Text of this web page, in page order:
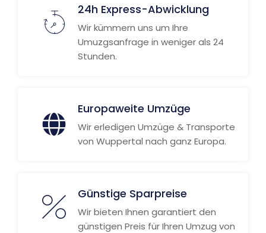
24h Express-Abwicklung
Wir kümmern uns um Ihre
Umuzgsanfrage in weniger als 24
Stunden.
Europaweite Umzüge
Wir erledigen Umzüge & Transporte
von Wuppertal nach ganz Europa.
Günstige Sparpreise
Wir bieten Ihnen garantiert den
günstigen Preis für Ihren Umzug von